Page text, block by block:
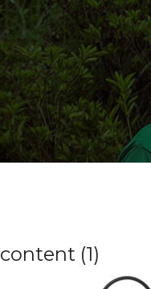
content (1)